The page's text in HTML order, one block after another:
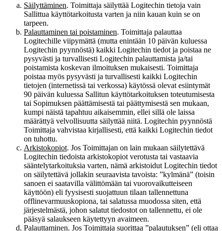
Säilyttäminen. Toimittaja säilyttää Logitechin tietoja vain
Sallittua käyttötarkoitusta varten ja niin kauan kuin se on
tarpeen.
Palauttaminen tai poistaminen. Toimittaja palauttaa
Logitechille viipymättä (mutta enintään 10 päivän kuluessa
Logitechin pyynnöstä) kaikki Logitechin tiedot ja poistaa ne
pysyvästi ja turvallisesti Logitechin palauttamista ja/tai
poistamista koskevan ilmoituksen mukaisesti. Toimittaja
poistaa myös pysyvästi ja turvallisesti kaikki Logitechin
tietojen (internetissä tai verkossa) käytössä olevat esiintymät
90 päivän kuluessa Sallitun käyttötarkoituksen toteutumisesta
tai Sopimuksen päättämisestä tai päättymisestä sen mukaan,
kumpi näistä tapahtuu aikaisemmin, ellei sillä ole laissa
määrättyä velvollisuutta säilyttää niitä. Logitechin pyynnöstä
Toimittaja vahvistaa kirjallisesti, että kaikki Logitechin tiedot
on tuhottu.
Arkistokopiot. Jos Toimittajan on lain mukaan säilytettävä
Logitechin tiedoista arkistokopiot verotusta tai vastaavia
sääntelytarkoituksia varten, nämä arkistoidut Logitechin tiedot
on säilytettävä jollakin seuraavista tavoista: ”kylmänä” (toisin
sanoen ei saatavilla välittömään tai vuorovaikutteiseen
käyttöön) eli fyysisesti suojattuun tilaan tallennettuna
offlinevarmuuskopiona, tai salatussa muodossa siten, että
järjestelmästä, johon salatut tiedostot on tallennettu, ei ole
pääsyä salaukseen käytettyyn avaimeen.
Palauttaminen. Jos Toimittaja suorittaa ”palautuksen” (eli ottaa